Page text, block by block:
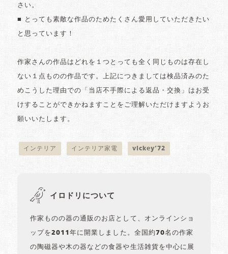
さい。
■ とっても素敵な作品のためたくさん愛用していただきたい
と思っています！
作家さんの作品はどれを１つとっても全く同じものは存在し
ない１点ものの作品です。上記につきましては検品済みのた
めこうした理由での「当店不手際による返品・交換」はお受
けすることができかねますことをご理解いただけますようお
願いいたします。
インテリア インテリア家電 vickey’72
イロドリについて
作家ものの器の通販のお店として、オンラインショ
ップを2011年に開業しました。全国約70名の作家
の陶磁器や木の器などの食器や生活雑貨を中心に展